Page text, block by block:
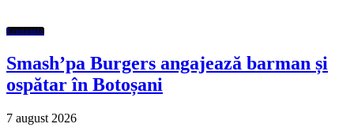
Economic
Smash’pa Burgers angajează barman și
ospătar în Botoșani
7 august 2026